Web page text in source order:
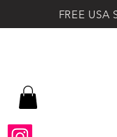
FREE USA